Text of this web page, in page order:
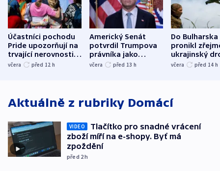
Účastníci pochodu
Pride upozorňují na
trvající nerovnosti i
společenskou
včera před 12 h
Americký Senát
potvrdil Trumpova
právníka jako
ministra
včera před 13 h
Do Bulharska
pronikl
ukrajinský
explodoval
včera před 14 h
Aktuálně z rubriky Domácí
VIDEO
Tlačítko pro snadné vrácení
zboží míří na e-shopy. Byť má
zpoždění
před 2h